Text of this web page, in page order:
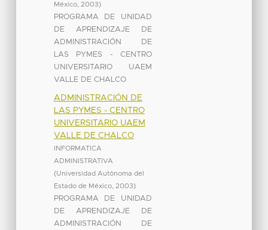
México, 2003)
PROGRAMA DE UNIDAD
DE APRENDIZAJE DE
ADMINISTRACIÓN DE
LAS PYMES - CENTRO
UNIVERSITARIO UAEM
VALLE DE CHALCO
ADMINISTRACIÓN DE
LAS PYMES - CENTRO
UNIVERSITARIO UAEM
VALLE DE CHALCO
INFORMATICA
ADMINISTRATIVA
(Universidad Autónoma del
Estado de México, 2003)
PROGRAMA DE UNIDAD
DE APRENDIZAJE DE
ADMINISTRACIÓN DE